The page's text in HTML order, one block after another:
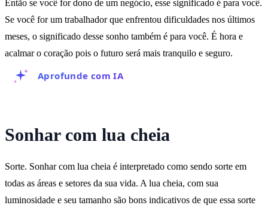
Então se você for dono de um negócio, esse significado é para você.
Se você for um trabalhador que enfrentou dificuldades nos últimos
meses, o significado desse sonho também é para você. É hora e
acalmar o coração pois o futuro será mais tranquilo e seguro.
Aprofunde com IA
Sonhar com lua cheia
Sorte. Sonhar com lua cheia é interpretado como sendo sorte em
todas as áreas e setores da sua vida. A lua cheia, com sua
luminosidade e seu tamanho são bons indicativos de que essa sorte